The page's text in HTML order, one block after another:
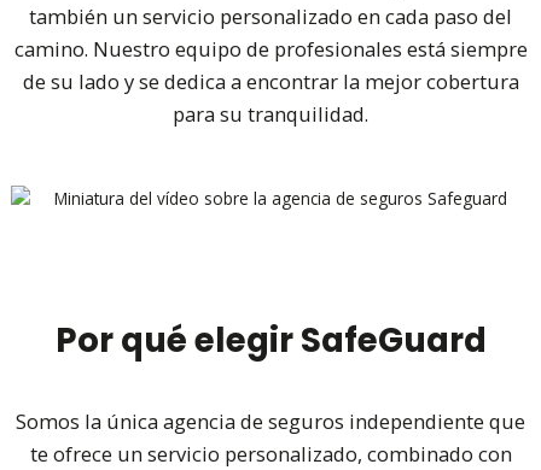
también un servicio personalizado en cada paso del
camino. Nuestro equipo de profesionales está siempre
de su lado y se dedica a encontrar la mejor cobertura
para su tranquilidad.
Por qué elegir SafeGuard
Somos la única agencia de seguros independiente que
te ofrece un servicio personalizado, combinado con